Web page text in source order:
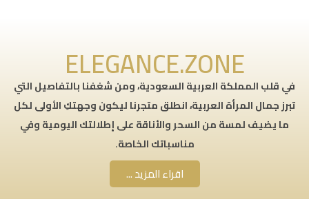
ELEGANCE.ZONE
في قلب المملكة العربية السعودية، ومن شغفنا بالتفاصيل التي
تبرز جمال المرأة العربية، انطلق متجرنا ليكون وجهتكِ الأولى لكل
ما يضيف لمسة من السحر والأناقة على إطلالتك اليومية وفي
مناسباتك الخاصة.
اقراء المزيد ...